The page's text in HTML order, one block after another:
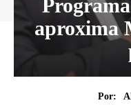
aproxima
Por: